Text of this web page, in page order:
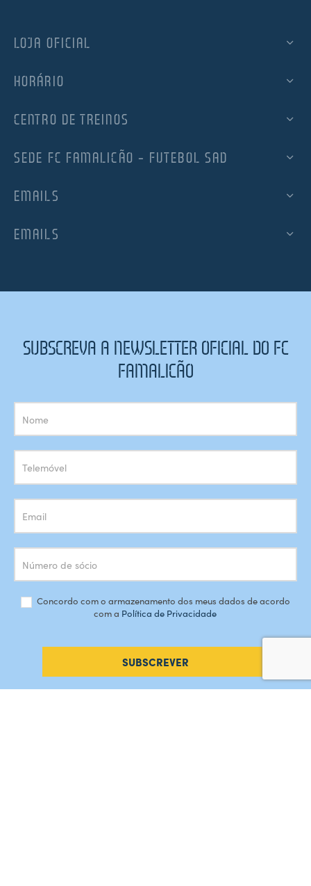
LOJA OFICIAL
HORÁRIO
CENTRO DE TREINOS
SEDE FC FAMALICÃO – FUTEBOL SAD
EMAILS
EMAILS
SUBSCREVA A NEWSLETTER OFICIAL DO FC
FAMALICÃO
Subscrição
Newsletter
Concordo com o armazenamento dos meus dados de acordo
com a Política de Privacidade
SUBSCREVER